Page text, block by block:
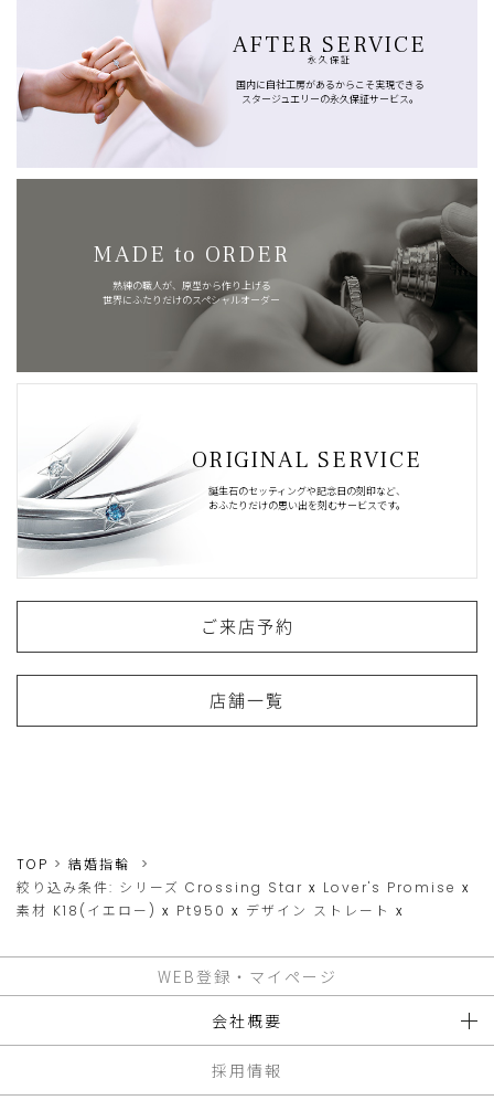
AFTER SERVICE
永久保証
国内に自社工房があるからこそ実現できる
スタージュエリーの永久保証サービス。
MADE to ORDER
熟練の職人が、原型から作り上げる
世界にふたりだけのスペシャルオーダー
ORIGINAL SERVICE
誕生石のセッティングや記念日の刻印など、
おふたりだけの思い出を刻むサービスです。
ご来店予約
店舗一覧
TOP
結婚指輪
絞り込み条件: シリーズ Crossing Star x Lover's Promise x
素材 K18(イエロー) x Pt950 x デザイン ストレート x
WEB登録・マイページ
会社概要
採用情報